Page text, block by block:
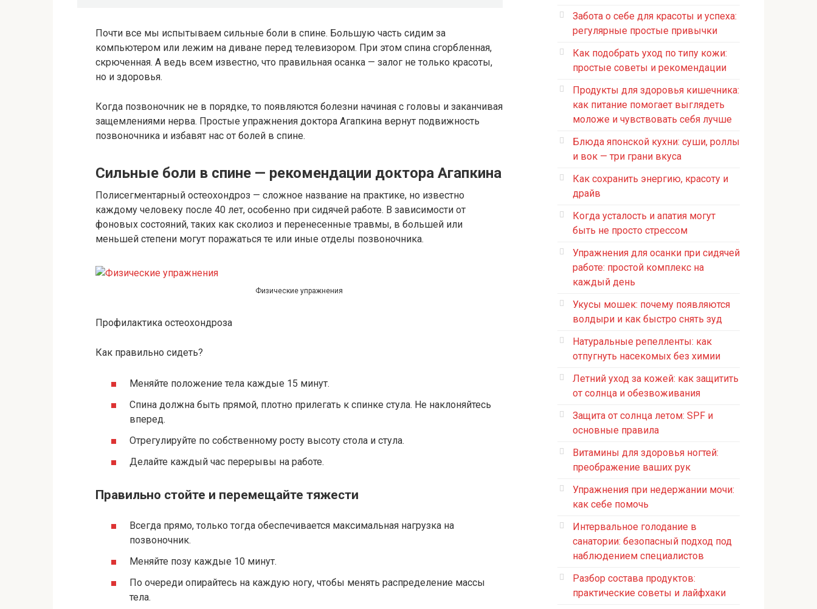
Почти все мы испытываем сильные боли в спине. Большую часть сидим за
компьютером или лежим на диване перед телевизором. При этом спина сгорбленная,
скрюченная. А ведь всем известно, что правильная осанка — залог не только красоты,
но и здоровья.
Когда позвоночник не в порядке, то появляются болезни начиная с головы и заканчивая
защемлениями нерва. Простые упражнения доктора Агапкина вернут подвижность
позвоночника и избавят нас от болей в спине.
Сильные боли в спине — рекомендации доктора Агапкина
Полисегментарный остеохондроз — сложное название на практике, но известно
каждому человеку после 40 лет, особенно при сидячей работе. В зависимости от
фоновых состояний, таких как сколиоз и перенесенные травмы, в большей или
меньшей степени могут поражаться те или иные отделы позвоночника.
Физические упражнения
Профилактика остеохондроза
Как правильно сидеть?
Меняйте положение тела каждые 15 минут.
Спина должна быть прямой, плотно прилегать к спинке стула. Не наклоняйтесь
вперед.
Отрегулируйте по собственному росту высоту стола и стула.
Делайте каждый час перерывы на работе.
Правильно стойте и перемещайте тяжести
Всегда прямо, только тогда обеспечивается максимальная нагрузка на
позвоночник.
Меняйте позу каждые 10 минут.
По очереди опирайтесь на каждую ногу, чтобы менять распределение массы
тела.
Забота о себе для красоты и успеха:
регулярные простые привычки
Как подобрать уход по типу кожи:
простые советы и рекомендации
Продукты для здоровья кишечника:
как питание помогает выглядеть
моложе и чувствовать себя лучше
Блюда японской кухни: суши, роллы
и вок — три грани вкуса
Как сохранить энергию, красоту и
драйв
Когда усталость и апатия могут
быть не просто стрессом
Упражнения для осанки при сидячей
работе: простой комплекс на
каждый день
Укусы мошек: почему появляются
волдыри и как быстро снять зуд
Натуральные репелленты: как
отпугнуть насекомых без химии
Летний уход за кожей: как защитить
от солнца и обезвоживания
Защита от солнца летом: SPF и
основные правила
Витамины для здоровья ногтей:
преображение ваших рук
Упражнения при недержании мочи:
как себе помочь
Интервальное голодание в
санатории: безопасный подход под
наблюдением специалистов
Разбор состава продуктов:
практические советы и лайфхаки